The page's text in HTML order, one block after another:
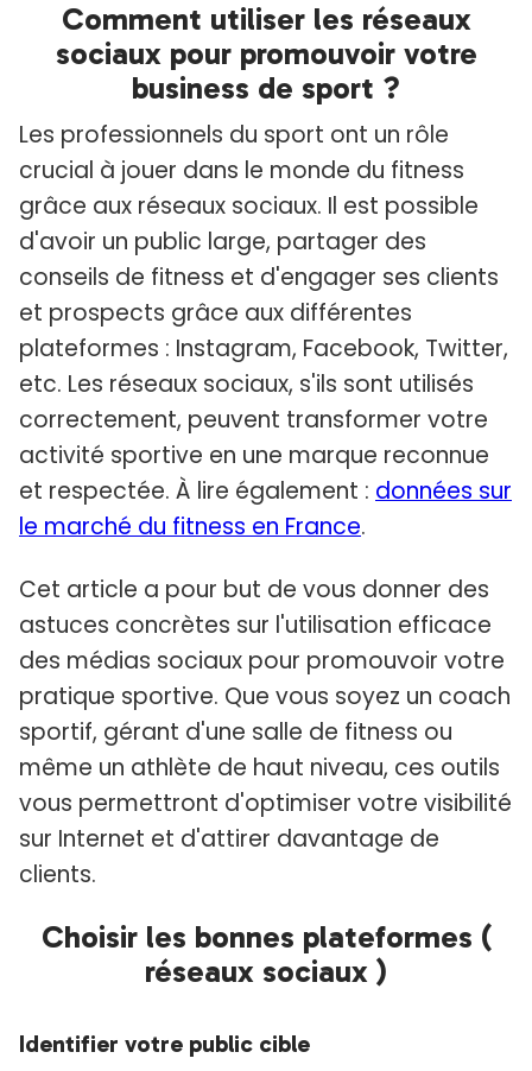
Comment utiliser les réseaux
sociaux pour promouvoir votre
business de sport ?
Les professionnels du sport ont un rôle
crucial à jouer dans le monde du fitness
grâce aux réseaux sociaux. Il est possible
d'avoir un public large, partager des
conseils de fitness et d'engager ses clients
et prospects grâce aux différentes
plateformes : Instagram, Facebook, Twitter,
etc. Les réseaux sociaux, s'ils sont utilisés
correctement, peuvent transformer votre
activité sportive en une marque reconnue
et respectée. À lire également : données sur
le marché du fitness en France.
Cet article a pour but de vous donner des
astuces concrètes sur l'utilisation efficace
des médias sociaux pour promouvoir votre
pratique sportive. Que vous soyez un coach
sportif, gérant d'une salle de fitness ou
même un athlète de haut niveau, ces outils
vous permettront d'optimiser votre visibilité
sur Internet et d'attirer davantage de
clients.
Choisir les bonnes plateformes (
réseaux sociaux )
Identifier votre public cible